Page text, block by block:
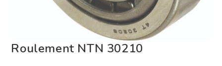
Roulement NTN 30210